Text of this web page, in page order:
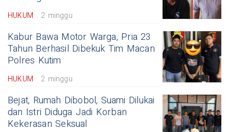
HUKUM 2 minggu
Kabur Bawa Motor Warga, Pria 23
Tahun Berhasil Dibekuk Tim Macan
Polres Kutim
HUKUM 2 minggu
Bejat, Rumah Dibobol, Suami Dilukai
dan Istri Diduga Jadi Korban
Kekerasan Seksual